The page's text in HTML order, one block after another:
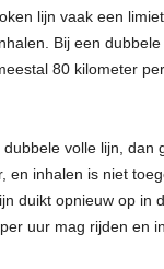
lijn vaak een
Bij een
80 kilometer
volle lijn, dan
en inhalen is niet
duikt opnieuw op in
uur mag rijden en